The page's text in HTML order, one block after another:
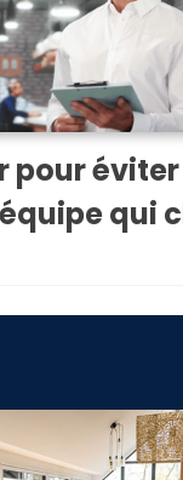
pour éviter
qui